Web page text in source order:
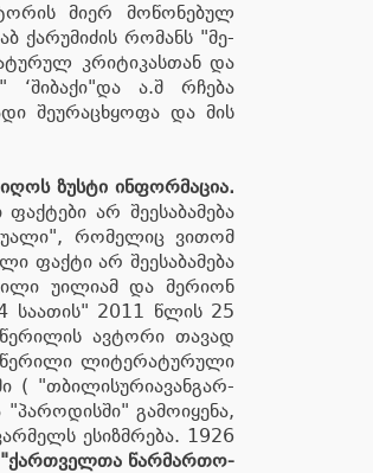
მიერ მოწონებულ
ქარუმიძის რომანს "მე­
კრიტიკასთან და
‘შიბაქი"და ა.შ რჩება
შეურაცხყოფა და მის
ზუსტი ინფორმაცია.
არ შეესაბამება
რომელიც ვითომ
ფაქტი არ შეესაბამება
უილიამ და მერიონ
საათის" 2011 წლის 25
ავტორი თავად
ლიტერატურული
( "თბი­ლი­სუ­რიავან­გარ­
გა­მო­ი­ყე­ნა,
ესიზ­მ­რე­ბა. 1926
"ქარ­თ­ველ­თა წარ­მარ­თო­